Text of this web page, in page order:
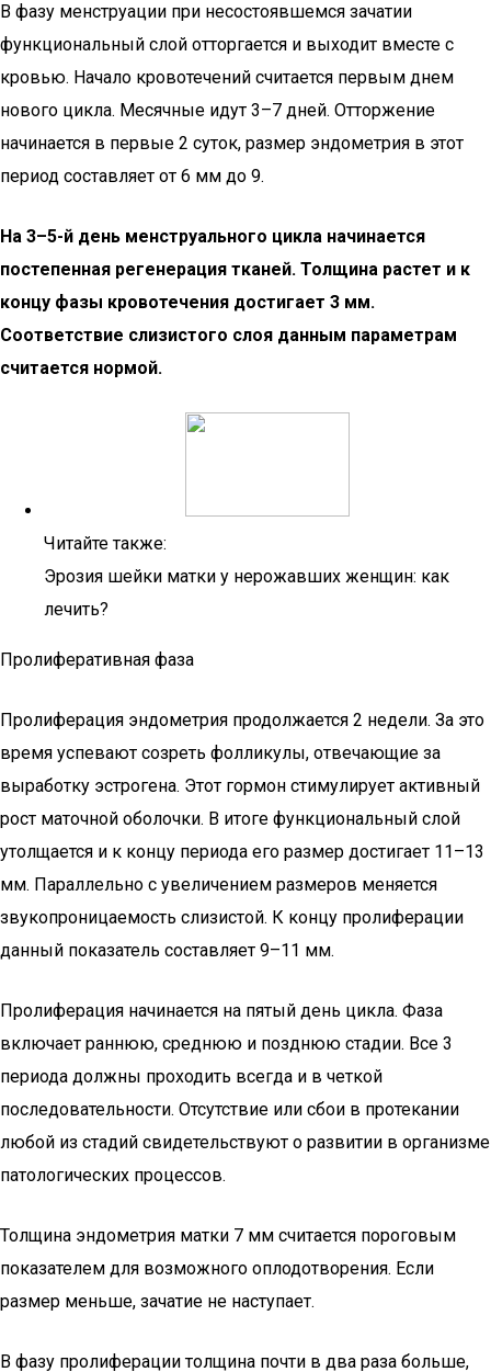
В фазу менструации при несостоявшемся зачатии
функциональный слой отторгается и выходит вместе с
кровью. Начало кровотечений считается первым днем
нового цикла. Месячные идут 3–7 дней. Отторжение
начинается в первые 2 суток, размер эндометрия в этот
период составляет от 6 мм до 9.
На 3–5-й день менструального цикла начинается
постепенная регенерация тканей. Толщина растет и к
концу фазы кровотечения достигает 3 мм.
Соответствие слизистого слоя данным параметрам
считается нормой.
Читайте также:
Эрозия шейки матки у нерожавших женщин: как
лечить?
Пролиферативная фаза
Пролиферация эндометрия продолжается 2 недели. За это
время успевают созреть фолликулы, отвечающие за
выработку эстрогена. Этот гормон стимулирует активный
рост маточной оболочки. В итоге функциональный слой
утолщается и к концу периода его размер достигает 11–13
мм. Параллельно с увеличением размеров меняется
звукопроницаемость слизистой. К концу пролиферации
данный показатель составляет 9–11 мм.
Пролиферация начинается на пятый день цикла. Фаза
включает раннюю, среднюю и позднюю стадии. Все 3
периода должны проходить всегда и в четкой
последовательности. Отсутствие или сбои в протекании
любой из стадий свидетельствуют о развитии в организме
патологических процессов.
Толщина эндометрия матки 7 мм считается пороговым
показателем для возможного оплодотворения. Если
размер меньше, зачатие не наступает.
В фазу пролиферации толщина почти в два раза больше,